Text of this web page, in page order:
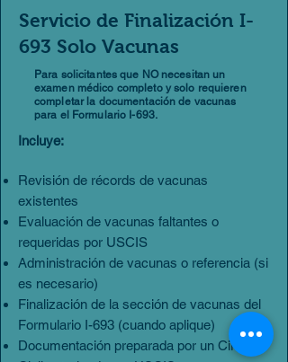
Servicio de Finalización I-
693 Solo Vacunas
Para solicitantes que NO necesitan un
examen médico completo y solo requieren
completar la documentación de vacunas
para el Formulario I-693.
Incluye:
Revisión de récords de vacunas
existentes
Evaluación de vacunas faltantes o
requeridas por USCIS
Administración de vacunas o referencia (si
es necesario)
Finalización de la sección de vacunas del
Formulario I-693 (cuando aplique)
Documentación preparada por un Cirujano